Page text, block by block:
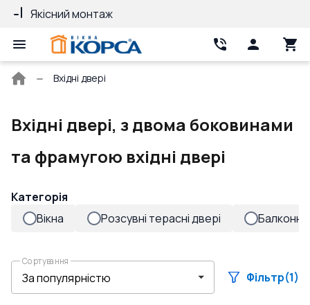
Якісний монтаж
Головна
Вхідні двері
Вхідні двері, з двома боковинами
та фрамугою вхідні двері
Категорія
Вікна
Розсувні терасні двері Балконні
Сортування
Фільтр(1)